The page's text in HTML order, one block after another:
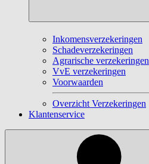
Inkomensverzekeringen
Schadeverzekeringen
Agrarische verzekeringen
VvE verzekeringen
Voorwaarden
Overzicht Verzekeringen
Klantenservice